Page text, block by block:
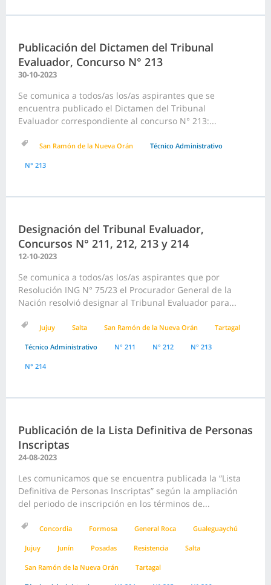
Publicación del Dictamen del Tribunal
Evaluador, Concurso N° 213
30-10-2023
Se comunica a todos/as los/as aspirantes que se
encuentra publicado el Dictamen del Tribunal
Evaluador correspondiente al concurso N° 213:...
San Ramón de la Nueva Orán Técnico Administrativo
N° 213
Designación del Tribunal Evaluador,
Concursos N° 211, 212, 213 y 214
12-10-2023
Se comunica a todos/as los/as aspirantes que por
Resolución ING N° 75/23 el Procurador General de la
Nación resolvió designar al Tribunal Evaluador para...
Jujuy Salta San Ramón de la Nueva Orán Tartagal
Técnico Administrativo N° 211 N° 212 N° 213
N° 214
Publicación de la Lista Definitiva de Personas
Inscriptas
24-08-2023
Les comunicamos que se encuentra publicada la “Lista
Definitiva de Personas Inscriptas” según la ampliación
del periodo de inscripción en los términos de...
Concordia Formosa General Roca Gualeguaychú
Jujuy Junín Posadas Resistencia Salta
San Ramón de la Nueva Orán Tartagal